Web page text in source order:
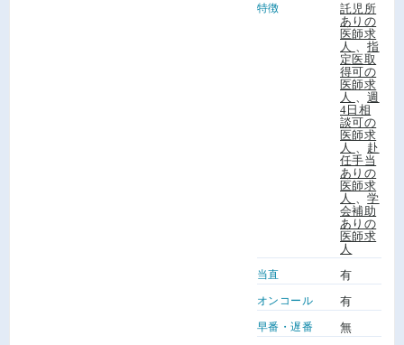
特徴
託児所
ありの
医師求
人
、指
定医取
得可の
医師求
人
、週
4日相
談可の
医師求
人
赴
任手当
ありの
医師求
人
、学
会補助
ありの
医師求
人
当直 有
オンコール 有
早番・遅番 無